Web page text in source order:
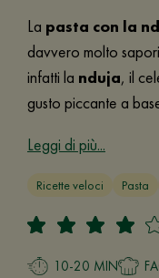
La pasta con la
davvero molto
infatti la nduja, il
gusto piccante a
Leggi di più...
Ricette veloci Pasta
10-20 MIN